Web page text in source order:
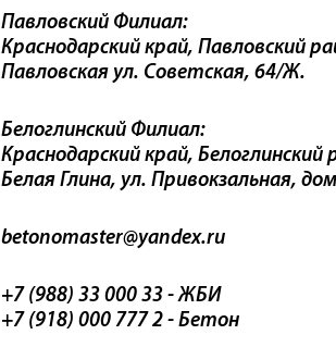
Павловский Филиал:
Краснодарский край, Павловский
Павловская ул. Советская, 64/Ж.
Белоглинский Филиал:
Краснодарский край, Белоглинский
Белая Глина, ул. Привокзальная,
betonomaster@yandex.ru
+7 (988) 33 000 33 - ЖБИ
+7 (918) 000 777 2 - Бетон